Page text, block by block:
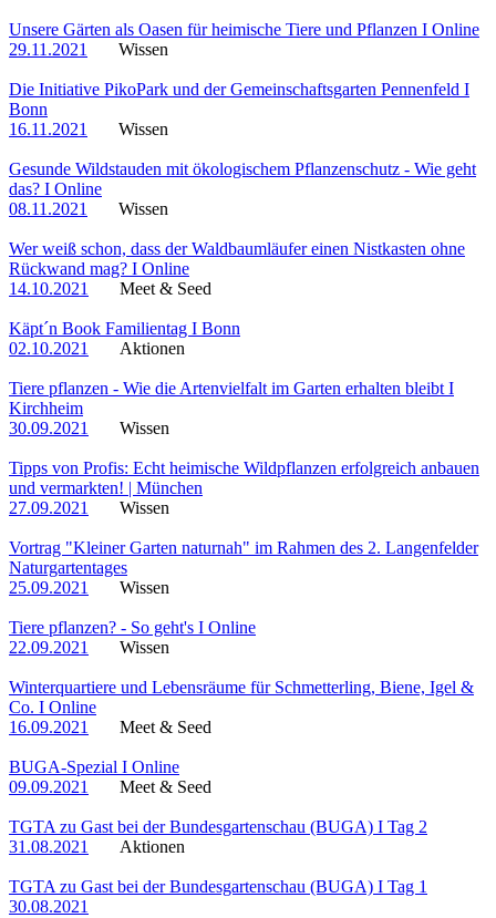
Unsere Gärten als Oasen für heimische Tiere und Pflanzen I Online
29.11.2021
Wissen
Die Initiative PikoPark und der Gemeinschaftsgarten Pennenfeld I
Bonn
16.11.2021
Wissen
Gesunde Wildstauden mit ökologischem Pflanzenschutz - Wie geht
das? I Online
08.11.2021
Wissen
Wer weiß schon, dass der Waldbaumläufer einen Nistkasten ohne
Rückwand mag? I Online
14.10.2021
Meet & Seed
Käpt´n Book Familientag I Bonn
02.10.2021
Aktionen
Tiere pflanzen - Wie die Artenvielfalt im Garten erhalten bleibt I
Kirchheim
30.09.2021
Wissen
Tipps von Profis: Echt heimische Wildpflanzen erfolgreich anbauen
und vermarkten! | München
27.09.2021
Wissen
Vortrag "Kleiner Garten naturnah" im Rahmen des 2. Langenfelder
Naturgartentages
25.09.2021
Wissen
Tiere pflanzen? - So geht's I Online
22.09.2021
Wissen
Winterquartiere und Lebensräume für Schmetterling, Biene, Igel &
Co. I Online
16.09.2021
Meet & Seed
BUGA-Spezial I Online
09.09.2021
Meet & Seed
TGTA zu Gast bei der Bundesgartenschau (BUGA) I Tag 2
31.08.2021
Aktionen
TGTA zu Gast bei der Bundesgartenschau (BUGA) I Tag 1
30.08.2021